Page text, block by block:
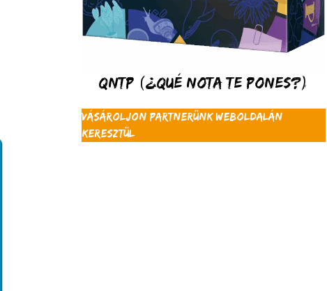
QNTP (¿Qué nota te pones?)
Vásároljon partnerünk weboldalán
keresztül